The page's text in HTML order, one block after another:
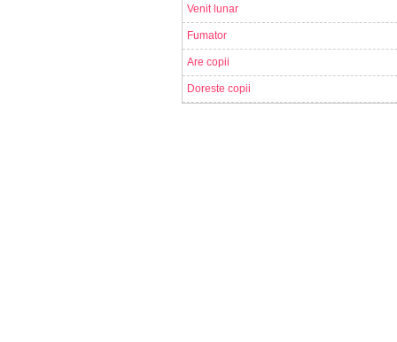
Venit lunar
Fumator
Are copii
Doreste copii